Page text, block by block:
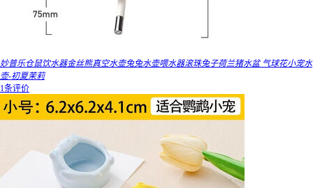
妙普乐仓鼠饮水器金丝熊真空水壶兔兔水壶喂水器滚珠兔子荷兰猪水盆 气球花小宠水
壶-初夏茉莉
1条评价